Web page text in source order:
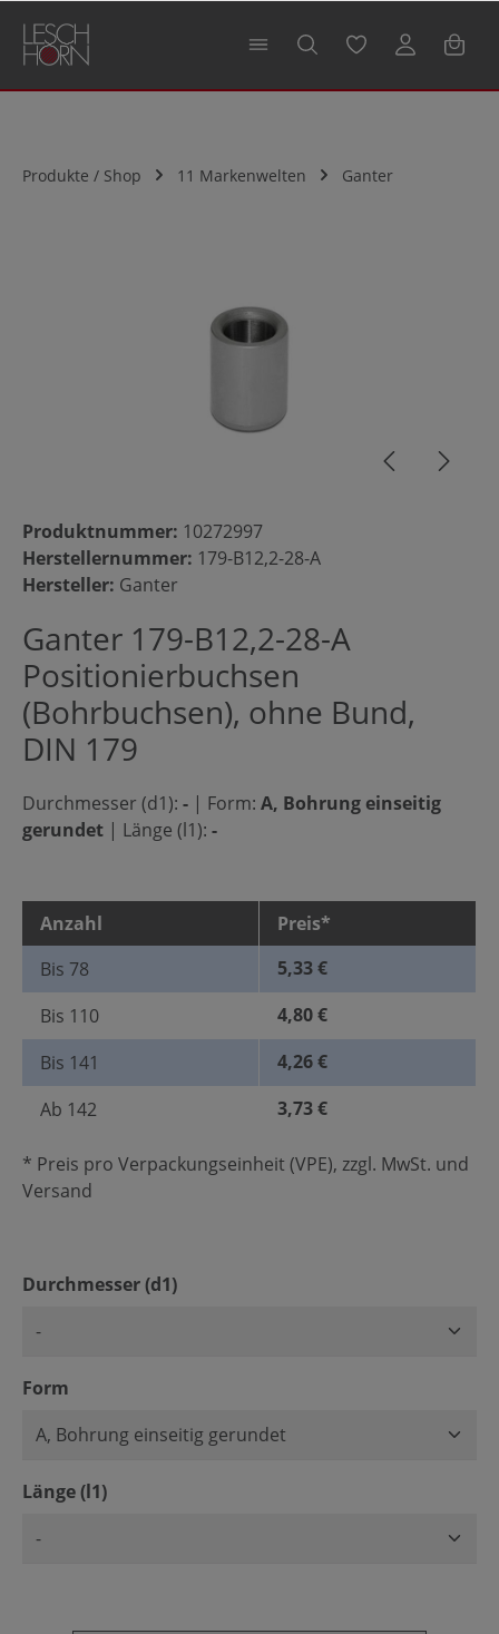
springen
Produkte / Shop 11 Markenwelten Ganter
Produktnummer: 10272997
Herstellernummer: 179-B12,2-28-A
Hersteller: Ganter
Ganter 179-B12,2-28-A
Positionierbuchsen
(Bohrbuchsen), ohne Bund,
DIN 179
Durchmesser (d1): - | Form: A, Bohrung einseitig
gerundet | Länge (l1): -
Anzahl
Preis*
Bis 78
5,33 €
Bis 110
4,80 €
Bis 141
4,26 €
Ab 142 3,73 €
* Preis pro Verpackungseinheit (VPE), zzgl. MwSt. und
Versand
Durchmesser (d1)auswählen
Form
Länge (l1)auswählen